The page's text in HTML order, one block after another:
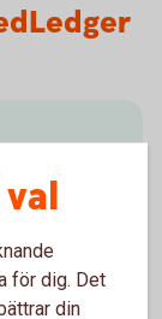
er.
för dig. Det
din